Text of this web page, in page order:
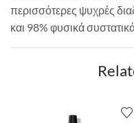
περισσότερες ψυχρές
και 98% φυσικά